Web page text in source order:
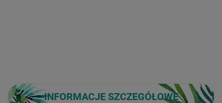
INFORMACJE SZCZEGÓŁOWE